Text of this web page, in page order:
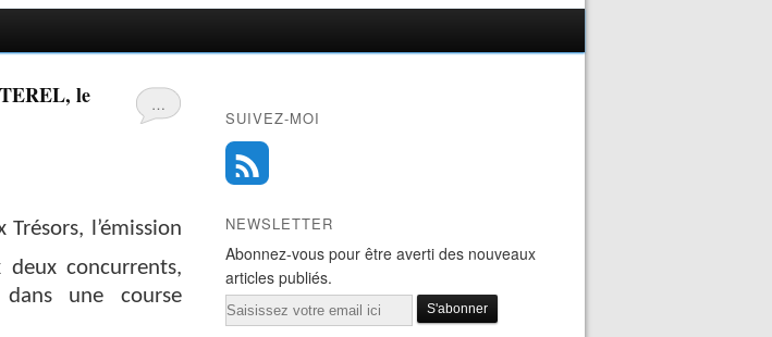
…
l’émission
concurrents,
une course
SUIVEZ-MOI
NEWSLETTER
Abonnez-vous pour être averti des nouveaux
articles publiés.
Email